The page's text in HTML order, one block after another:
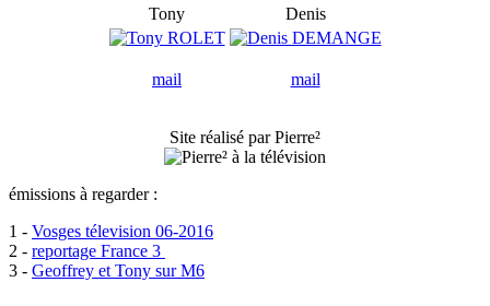
Tony
Denis
mail mail
Site réalisé par Pierre²
émissions à regarder :
1 - Vosges télevision 06-2016
2 - reportage France 3
3 - Geoffrey et Tony sur M6